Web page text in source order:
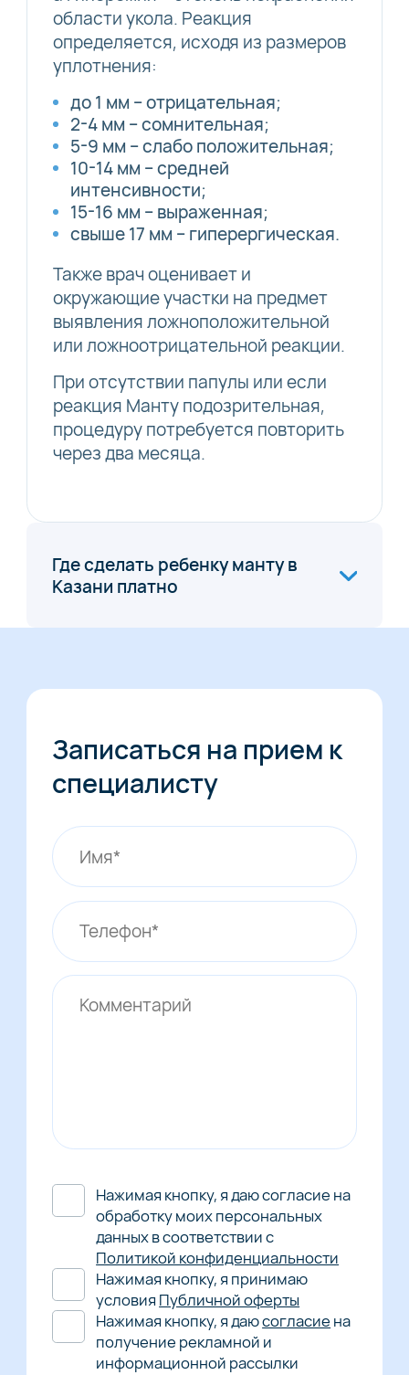
области укола. Реакция
определяется, исходя из размеров
уплотнения:
до 1 мм – отрицательная;
2-4 мм – сомнительная;
5-9 мм – слабо положительная;
10-14 мм – средней
интенсивности;
15-16 мм – выраженная;
свыше 17 мм – гиперергическая.
Также врач оценивает и
окружающие участки на предмет
выявления ложноположительной
или ложноотрицательной реакции.
При отсутствии папулы или если
реакция Манту подозрительная,
процедуру потребуется повторить
через два месяца.
Где сделать ребенку манту в
Казани платно
Записаться на прием к
специалисту
Нажимая кнопку, я даю согласие на
обработку моих персональных
данных в соответствии с
Политикой конфиденциальности
Нажимая кнопку, я принимаю
условия Публичной оферты
Нажимая кнопку, я даюсогласие на
получение рекламной и
информационной рассылки